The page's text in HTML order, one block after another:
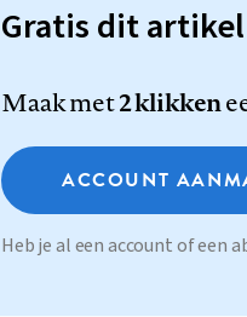
Gratis dit
Maak met2 klikken
ACCOUNT
Heb je al een account of een